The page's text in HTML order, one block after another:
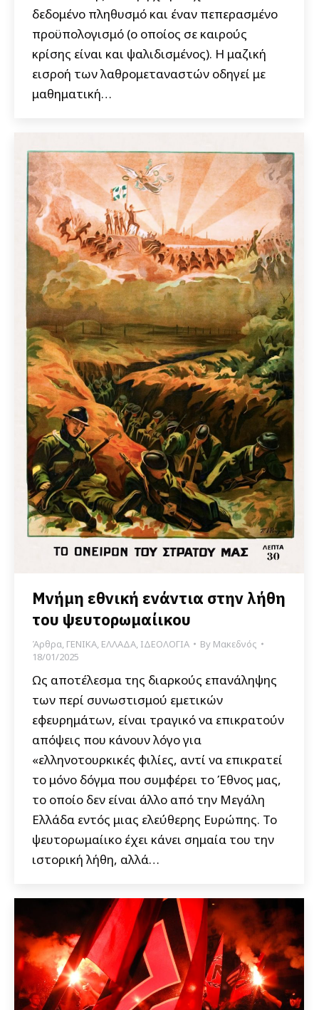
δεδομένο πληθυσμό και έναν πεπερασμένο
προϋπολογισμό (ο οποίος σε καιρούς
κρίσης είναι και ψαλιδισμένος). Η μαζική
εισροή των λαθρομεταναστών οδηγεί με
μαθηματική…
Μνήμη εθνική ενάντια στην λήθη
του ψευτορωμαίικου
Άρθρα, ΓΕΝΙΚΑ, ΕΛΛΑΔΑ, ΙΔΕΟΛΟΓΙΑ By Μακεδνός
18/01/2025
Ως αποτέλεσμα της διαρκούς επανάληψης
των περί συνωστισμού εμετικών
εφευρημάτων, είναι τραγικό να επικρατούν
απόψεις που κάνουν λόγο για
«ελληνοτουρκικές φιλίες, αντί να επικρατεί
το μόνο δόγμα που συμφέρει το Έθνος μας,
το οποίο δεν είναι άλλο από την Μεγάλη
Ελλάδα εντός μιας ελεύθερης Ευρώπης. Το
ψευτορωμαίικο έχει κάνει σημαία του την
ιστορική λήθη, αλλά…